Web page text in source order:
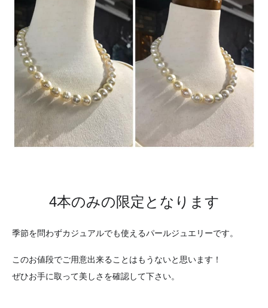
4本のみの限定となります
季節を問わずカジュアルでも使えるパールジュエリーです。
このお値段でご用意出来ることはもうないと思います！
ぜひお手に取って美しさを確認して下さい。